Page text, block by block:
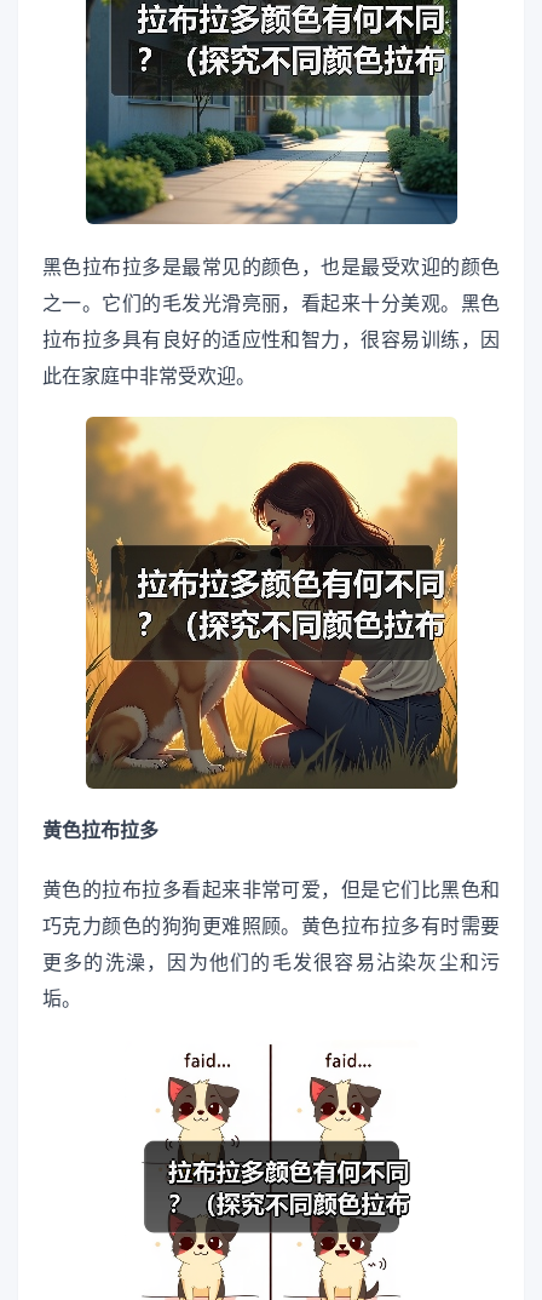
黑色拉布拉多是最常见的颜色，也是最受欢迎的颜色
之一。它们的毛发光滑亮丽，看起来十分美观。黑色
拉布拉多具有良好的适应性和智力，很容易训练，因
此在家庭中非常受欢迎。
黄色拉布拉多
黄色的拉布拉多看起来非常可爱，但是它们比黑色和
巧克力颜色的狗狗更难照顾。黄色拉布拉多有时需要
更多的洗澡，因为他们的毛发很容易沾染灰尘和污
垢。